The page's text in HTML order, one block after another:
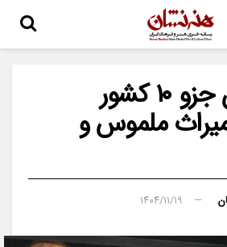
دارابی: ایران جزو ۱۰ کشور
ملموس و
۱۴۰۴/۱۱/۱۹